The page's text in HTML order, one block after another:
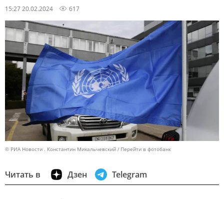
15:27 20.02.2024 617
© РИА Новости . Константин Михальчевский Перейти в фотобанк
Читать в Дзен Telegram